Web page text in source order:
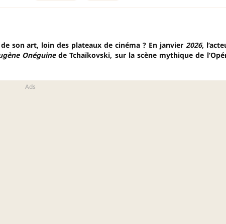
son art, loin des plateaux de cinéma ? En janvier 2026,
Onéguinede Tchaïkovski, sur la scène mythique de